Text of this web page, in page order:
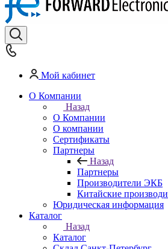
Мой кабинет
О Компании
Назад
О Компании
О компании
Сертификаты
Партнеры
Назад
Партнеры
Производители ЭКБ
Китайские
Юридическая информация
Каталог
Назад
Каталог